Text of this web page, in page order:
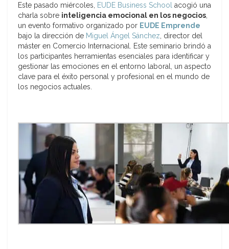
Este pasado miércoles, EUDE Business School acogió una
charla sobre inteligencia emocional en los negocios,
un evento formativo organizado por EUDE Emprende
bajo la dirección de Miguel Ángel Sánchez, director del
máster en Comercio Internacional. Este seminario brindó a
los participantes herramientas esenciales para identificar y
gestionar las emociones en el entorno laboral, un aspecto
clave para el éxito personal y profesional en el mundo de
los negocios actuales.